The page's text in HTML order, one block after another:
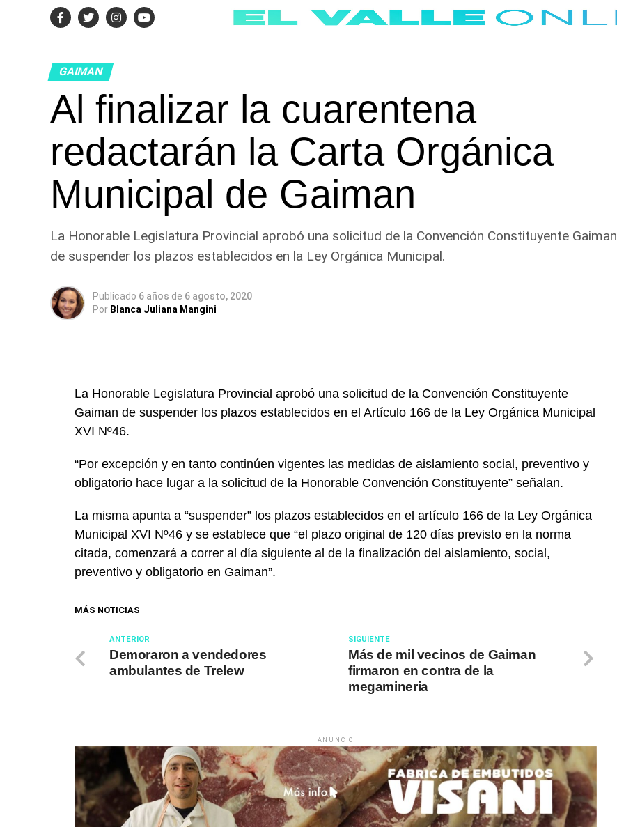
GAIMAN
Al finalizar la cuarentena
redactarán la Carta Orgánica
Municipal de Gaiman
La Honorable Legislatura Provincial aprobó una solicitud de la Convención Constituyente Gaiman
de suspender los plazos establecidos en la Ley Orgánica Municipal.
Publicado 6 años de 6 agosto, 2020
Por Blanca Juliana Mangini
La Honorable Legislatura Provincial aprobó una solicitud de la Convención Constituyente
Gaiman de suspender los plazos establecidos en el Artículo 166 de la Ley Orgánica Municipal
XVI Nº46.
“Por excepción y en tanto continúen vigentes las medidas de aislamiento social, preventivo y
obligatorio hace lugar a la solicitud de la Honorable Convención Constituyente” señalan.
La misma apunta a “suspender” los plazos establecidos en el artículo 166 de la Ley Orgánica
Municipal XVI Nº46 y se establece que “el plazo original de 120 días previsto en la norma
citada, comenzará a correr al día siguiente al de la finalización del aislamiento, social,
preventivo y obligatorio en Gaiman”.
MÁS NOTICIAS
SIGUIENTE
Más de mil vecinos de Gaiman
firmaron en contra de la
megamineria
ANTERIOR
Demoraron a vendedores
ambulantes de Trelew
ANUNCIO